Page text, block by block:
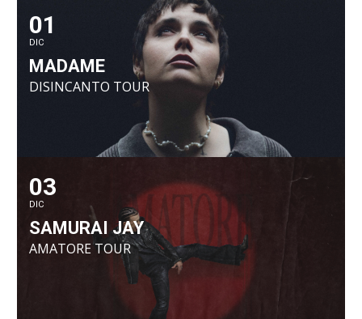
01
DIC
MADAME
DISINCANTO TOUR
03
DIC
SAMURAI JAY
AMATORE TOUR